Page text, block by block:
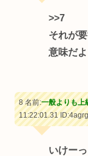
>>7
それが
意味だよ
8 名前:一般よりも上
11:22:01.31
いけー